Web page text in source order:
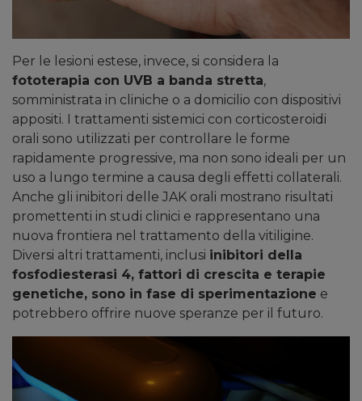
Per le lesioni estese, invece, si considera la
fototerapia con UVB a banda stretta,
somministrata in cliniche o a domicilio con dispositivi
appositi. I trattamenti sistemici con corticosteroidi
orali sono utilizzati per controllare le forme
rapidamente progressive, ma non sono ideali per un
uso a lungo termine a causa degli effetti collaterali.
Anche gli inibitori delle JAK orali mostrano risultati
promettenti in studi clinici e rappresentano una
nuova frontiera nel trattamento della vitiligine.
Diversi altri trattamenti, inclusi inibitori della
fosfodiesterasi 4, fattori di crescita e terapie
genetiche, sono in fase di sperimentazione e
potrebbero offrire nuove speranze per il futuro.